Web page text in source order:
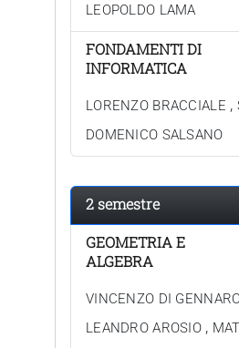
LEOPOLDO LAMA
FONDAMENTI DI
INFORMATICA
LORENZO BRACCIALE ,
DOMENICO SALSANO
2 semestre
GEOMETRIA E
ALGEBRA
VINCENZO DI
LEANDRO AROSIO ,